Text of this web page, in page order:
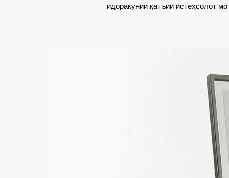
идоракунии қатъии истеҳсолот